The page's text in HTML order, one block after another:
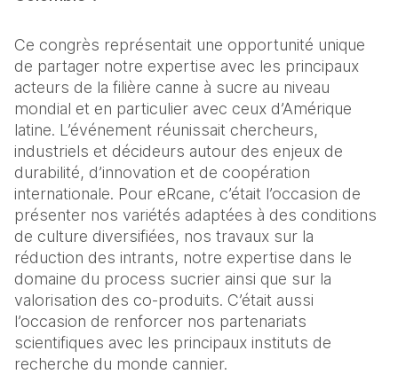
Ce congrès représentait une opportunité unique
de partager notre expertise avec les principaux
acteurs de la filière canne à sucre au niveau
mondial et en particulier avec ceux d’Amérique
latine. L’événement réunissait chercheurs,
industriels et décideurs autour des enjeux de
durabilité, d’innovation et de coopération
internationale. Pour eRcane, c’était l’occasion de
présenter nos variétés adaptées à des conditions
de culture diversifiées, nos travaux sur la
réduction des intrants, notre expertise dans le
domaine du process sucrier ainsi que sur la
valorisation des co-produits. C’était aussi
l’occasion de renforcer nos partenariats
scientifiques avec les principaux instituts de
recherche du monde cannier.